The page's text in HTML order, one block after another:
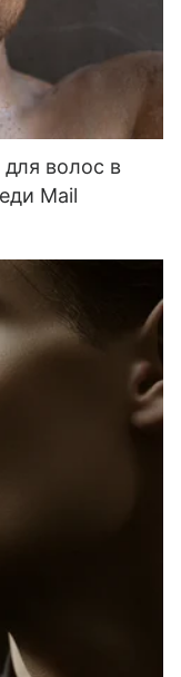
волос в
Mail